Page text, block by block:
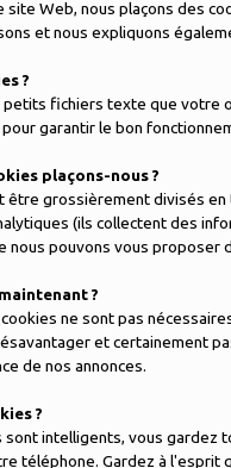
site Web, nous plaçons des
et nous expliquons
?
fichiers texte que votre
garantir le bon
plaçons-nous ?
être grossièrement divisés
(ils collectent des
nous pouvons vous
?
ne sont pas
et certainement
de nos annonces.
?
sont intelligents, vous gardez
téléphone. Gardez à l'esprit